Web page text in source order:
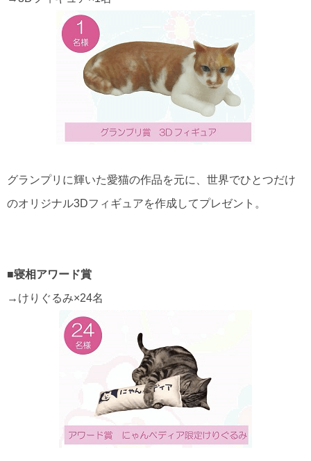
グランプリに輝いた愛猫の作品を元に、世界でひとつだけ
のオリジナル3Dフィギュアを作成してプレゼント。
■寝相アワード賞
→けりぐるみ×24名